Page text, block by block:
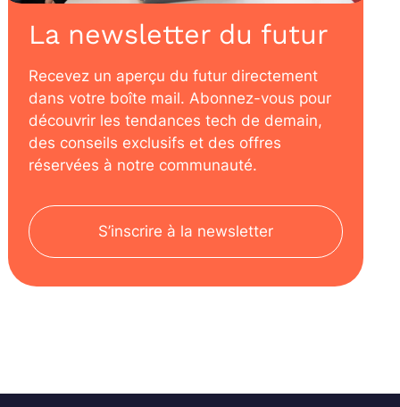
La newsletter du futur
Recevez un aperçu du futur directement
dans votre boîte mail. Abonnez-vous pour
découvrir les tendances tech de demain,
des conseils exclusifs et des offres
réservées à notre communauté.
S’inscrire à la newsletter